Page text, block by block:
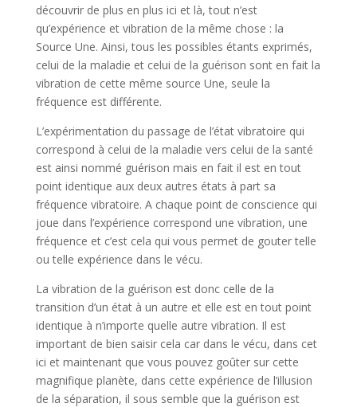
découvrir de plus en plus ici et là, tout n’est
qu’expérience et vibration de la même chose : la
Source Une. Ainsi, tous les possibles étants exprimés,
celui de la maladie et celui de la guérison sont en fait la
vibration de cette même source Une, seule la
fréquence est différente.
L’expérimentation du passage de l’état vibratoire qui
correspond à celui de la maladie vers celui de la santé
est ainsi nommé guérison mais en fait il est en tout
point identique aux deux autres états à part sa
fréquence vibratoire. A chaque point de conscience qui
joue dans l’expérience correspond une vibration, une
fréquence et c’est cela qui vous permet de gouter telle
ou telle expérience dans le vécu.
La vibration de la guérison est donc celle de la
transition d’un état à un autre et elle est en tout point
identique à n’importe quelle autre vibration. Il est
important de bien saisir cela car dans le vécu, dans cet
ici et maintenant que vous pouvez goûter sur cette
magnifique planète, dans cette expérience de l’illusion
de la séparation, il sous semble que la guérison est